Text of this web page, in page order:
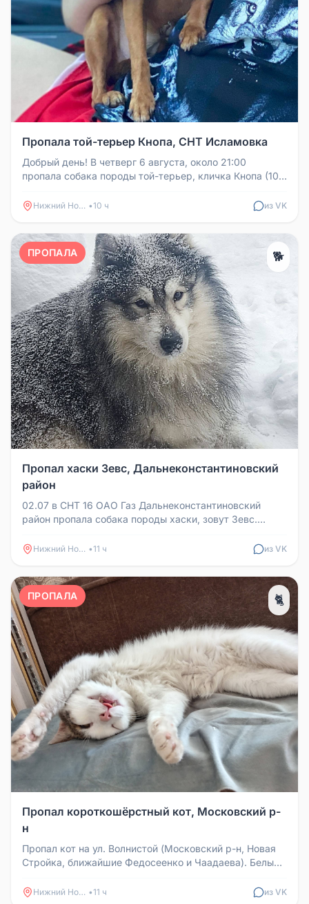
Пропала той-терьер Кнопа, СНТ Исламовка
Добрый день! В четверг 6 августа, около 21:00
пропала собака породы той-терьер, кличка Кнопа (10
Нижний Новгород •10 ч из VK
ПРОПАЛА 🐕
Пропал хаски Зевс, Дальнеконстантиновский
район
02.07 в СНТ 16 ОАО Газ Дальнеконстантиновский
район пропала собака породы хаски, зовут Зевс.
Нижний Новгород •11 ч из VK
ПРОПАЛА 🐈
Пропал короткошёрстный кот, Московский р-
н
Пропал кот на ул. Волнистой (Московский р-н, Новая
Стройка, ближайшие Федосеенко и Чаадаева). Белый
Нижний Новгород •11 ч из VK